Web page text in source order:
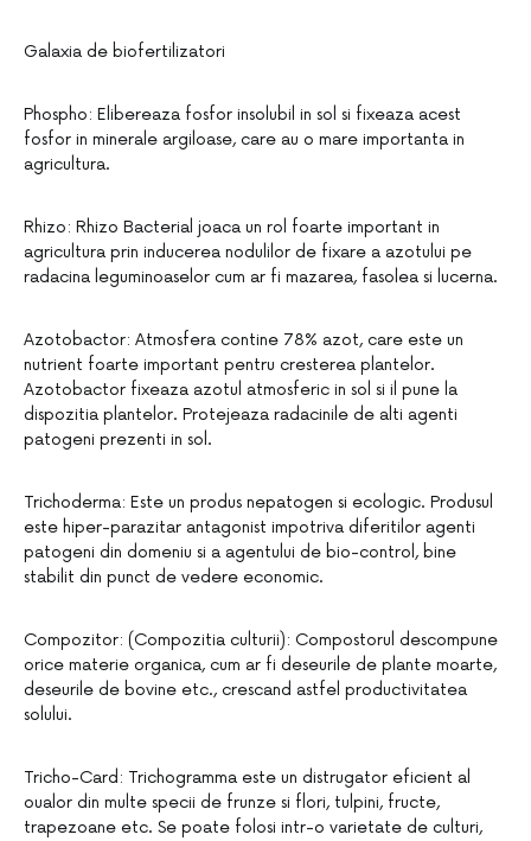
Galaxia de biofertilizatori
Phospho: Elibereaza fosfor insolubil in sol si fixeaza acest
fosfor in minerale argiloase, care au o mare importanta in
agricultura.
Rhizo: Rhizo Bacterial joaca un rol foarte important in
agricultura prin inducerea nodulilor de fixare a azotului pe
radacina leguminoaselor cum ar fi mazarea, fasolea si lucerna.
Azotobactor: Atmosfera contine 78% azot, care este un
nutrient foarte important pentru cresterea plantelor.
Azotobactor fixeaza azotul atmosferic in sol si il pune la
dispozitia plantelor. Protejeaza radacinile de alti agenti
patogeni prezenti in sol.
Trichoderma: Este un produs nepatogen si ecologic. Produsul
este hiper-parazitar antagonist impotriva diferitilor agenti
patogeni din domeniu si a agentului de bio-control, bine
stabilit din punct de vedere economic.
Compozitor: (Compozitia culturii): Compostorul descompune
orice materie organica, cum ar fi deseurile de plante moarte,
deseurile de bovine etc., crescand astfel productivitatea
solului.
Tricho-Card: Trichogramma este un distrugator eficient al
oualor din multe specii de frunze si flori, tulpini, fructe,
trapezoane etc. Se poate folosi intr-o varietate de culturi,